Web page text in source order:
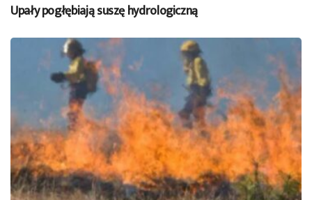
Upały pogłębiają suszę hydrologiczną